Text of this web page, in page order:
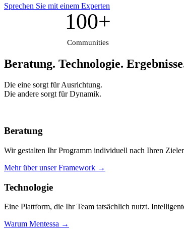
Sprechen Sie mit einem Experten
100+
Communities
Beratung. Technologie.
Die eine sorgt für Ausrichtung.
Die andere sorgt für Dynamik.
Beratung
Wir gestalten Ihr Programm individuell nach Ihren
Mehr über unser Framework →
Technologie
Eine Plattform, die Ihr Team tatsächlich nutzt.
Warum Mentessa →